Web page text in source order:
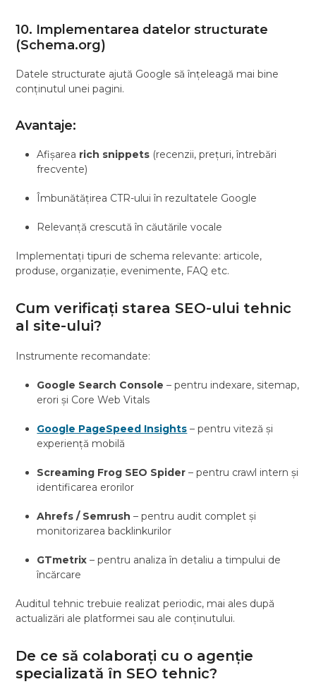
10. Implementarea datelor structurate
(Schema.org)
Datele structurate ajută Google să înțeleagă mai bine
conținutul unei pagini.
Avantaje:
Afișarea rich snippets (recenzii, prețuri, întrebări
frecvente)
Îmbunătățirea CTR-ului în rezultatele Google
Relevanță crescută în căutările vocale
Implementați tipuri de schema relevante: articole,
produse, organizație, evenimente, FAQ etc.
Cum verificați starea SEO-ului tehnic
al site-ului?
Instrumente recomandate:
Google Search Console – pentru indexare, sitemap,
erori și Core Web Vitals
Google PageSpeed Insights – pentru viteză și
experiență mobilă
Screaming Frog SEO Spider – pentru crawl intern și
identificarea erorilor
Ahrefs / Semrush – pentru audit complet și
monitorizarea backlinkurilor
GTmetrix – pentru analiza în detaliu a timpului de
încărcare
Auditul tehnic trebuie realizat periodic, mai ales după
actualizări ale platformei sau ale conținutului.
De ce să colaborați cu o agenție
specializată în SEO tehnic?